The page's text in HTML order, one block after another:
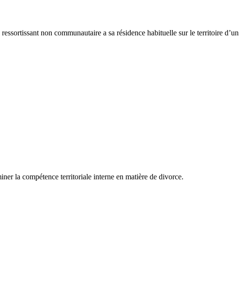
non communautaire a sa résidence habituelle sur le territoire d’un
la compétence territoriale interne en matière de divorce.